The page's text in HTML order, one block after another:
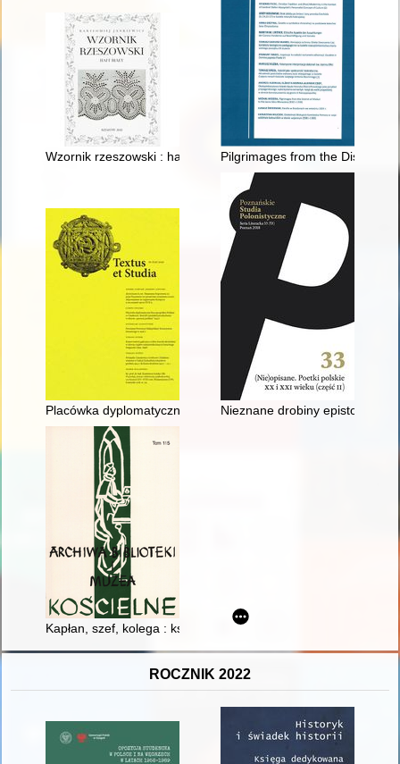
Wzornik rzeszowski : haft biały Pilgrimages from the District
Placówka dyplomatyczna Rzeczypospolitej Polskiej w
Nieznane drobiny epistolarne
Kapłan, szef, kolega : ksiądz kan. dr Mirosław Nowak,
ROCZNIK 2022